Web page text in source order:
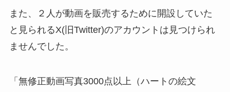
また、２人が動画を販売するために開設していた
と見られるX(旧Twitter)のアカウントは見つけられ
ませんでした。
「無修正動画写真3000点以上（ハートの絵文